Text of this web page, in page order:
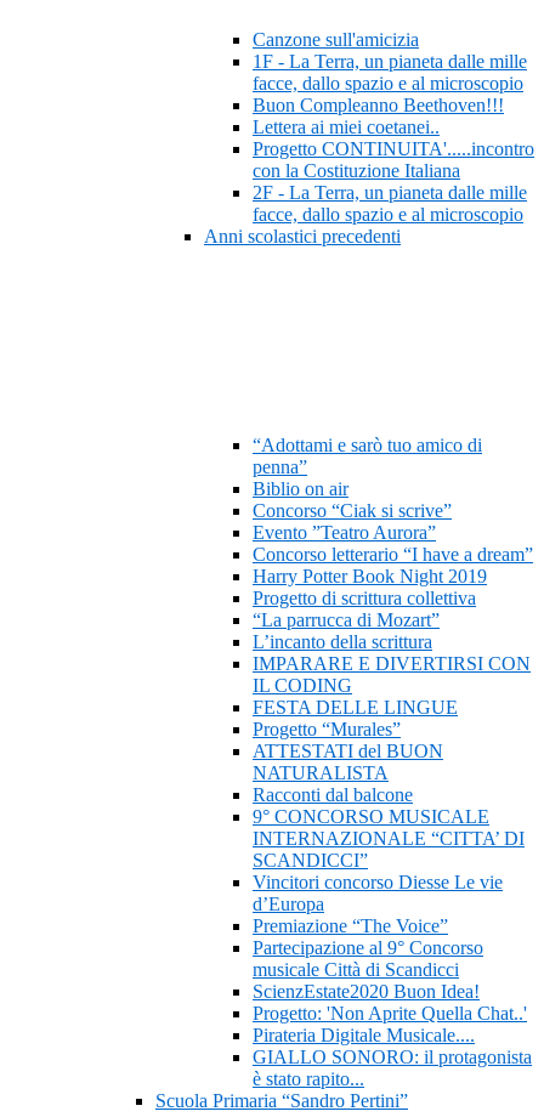
Canzone sull'amicizia
1F - La Terra, un pianeta dalle mille
facce, dallo spazio e al microscopio
Buon Compleanno Beethoven!!!
Lettera ai miei coetanei..
Progetto CONTINUITA'.....incontro
con la Costituzione Italiana
2F - La Terra, un pianeta dalle mille
facce, dallo spazio e al microscopio
Anni scolastici precedenti
“Adottami e sarò tuo amico di
penna”
Biblio on air
Concorso “Ciak si scrive”
Evento ”Teatro Aurora”
Concorso letterario “I have a dream”
Harry Potter Book Night 2019
Progetto di scrittura collettiva
“La parrucca di Mozart”
L’incanto della scrittura
IMPARARE E DIVERTIRSI CON
IL CODING
FESTA DELLE LINGUE
Progetto “Murales”
ATTESTATI del BUON
NATURALISTA
Racconti dal balcone
9° CONCORSO MUSICALE
INTERNAZIONALE “CITTA’ DI
SCANDICCI”
Vincitori concorso Diesse Le vie
d’Europa
Premiazione “The Voice”
Partecipazione al 9° Concorso
musicale Città di Scandicci
ScienzEstate2020 Buon Idea!
Progetto: 'Non Aprite Quella Chat..'
Pirateria Digitale Musicale....
GIALLO SONORO: il protagonista
è stato rapito...
Scuola Primaria “Sandro Pertini”